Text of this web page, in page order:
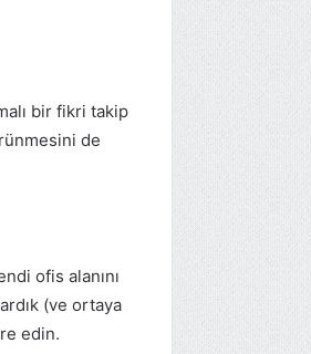
bir fikri takip
de
ofis alanını
(ve ortaya
edin.